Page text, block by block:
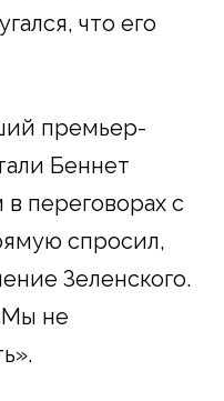
что его
премьер-
Беннет
переговорах с
спросил,
Зеленского.
не